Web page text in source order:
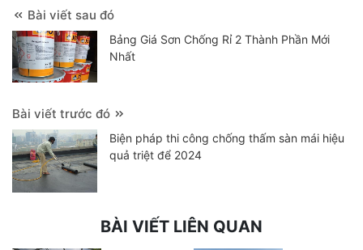
Bài viết sau đó
Bảng Giá Sơn Chống Rỉ 2 Thành Phần Mới
Nhất
Bài viết trước đó
Biện pháp thi công chống thấm sàn mái hiệu
quả triệt để 2024
BÀI VIẾT LIÊN QUAN